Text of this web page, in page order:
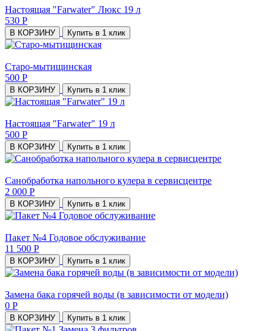
Настоящая "Farwater" Люкс 19 л
530 Р
В КОРЗИНУ Купить в 1 клик
Старо-мытищинская
500 Р
В КОРЗИНУ Купить в 1 клик
Настоящая "Farwater" 19 л
500 Р
В КОРЗИНУ Купить в 1 клик
Санобработка напольного кулера в сервисцентре
2 000 Р
В КОРЗИНУ Купить в 1 клик
Пакет №4 Годовое обслуживание
11 500 Р
В КОРЗИНУ Купить в 1 клик
Замена бака горячей воды (в зависимости от модели)
0 Р
В КОРЗИНУ Купить в 1 клик